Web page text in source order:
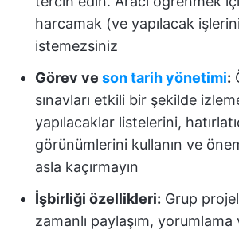
harcamak (ve yapılacak
istemezsiniz
Görev ve son tarih yönetimi:
sınavları etkili bir şekilde
yapılacaklar listelerini,
görünümlerini kullanın ve
asla kaçırmayın
İşbirliği özellikleri: Grup
zamanlı paylaşım,